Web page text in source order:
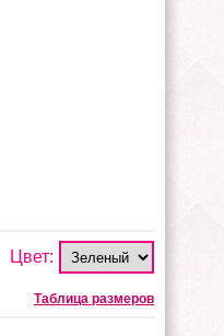
Цвет:
Таблица размеров